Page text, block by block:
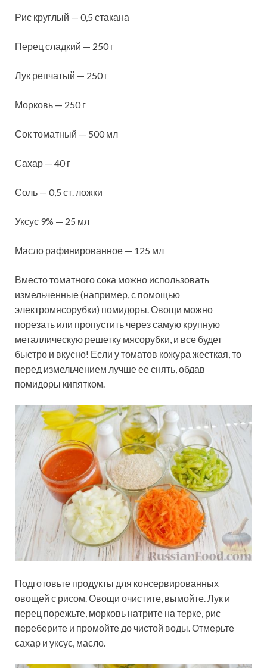
Рис круглый — 0,5 стакана
Перец сладкий — 250 г
Лук репчатый — 250 г
Морковь — 250 г
Сок томатный — 500 мл
Сахар — 40 г
Соль — 0,5 ст. ложки
Уксус 9% — 25 мл
Масло рафинированное — 125 мл
Вместо томатного сока можно использовать
измельченные (например, с помощью
электромясорубки) помидоры. Овощи можно
порезать или пропустить через самую крупную
металлическую решетку мясорубки, и все будет
быстро и вкусно! Если у томатов кожура жесткая, то
перед измельчением лучше ее снять, обдав
помидоры кипятком.
Подготовьте продукты для консервированных
овощей с рисом. Овощи очистите, вымойте. Лук и
перец порежьте, морковь натрите на терке, рис
переберите и промойте до чистой воды. Отмерьте
сахар и уксус, масло.